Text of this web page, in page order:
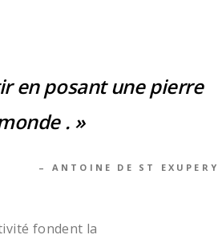
en posant une pierre
. »
– ANTOINE DE ST EXUPERY
fondent la